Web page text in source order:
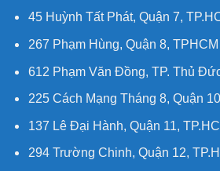
45 Huỳnh Tất Phát, Quận 7,
267 Phạm Hùng, Quận 8, TPHCM
612 Phạm Văn Đồng, TP. Thủ
225 Cách Mạng Tháng 8, Quận
137 Lê Đại Hành, Quận 11,
294 Trường Chinh, Quận 12,